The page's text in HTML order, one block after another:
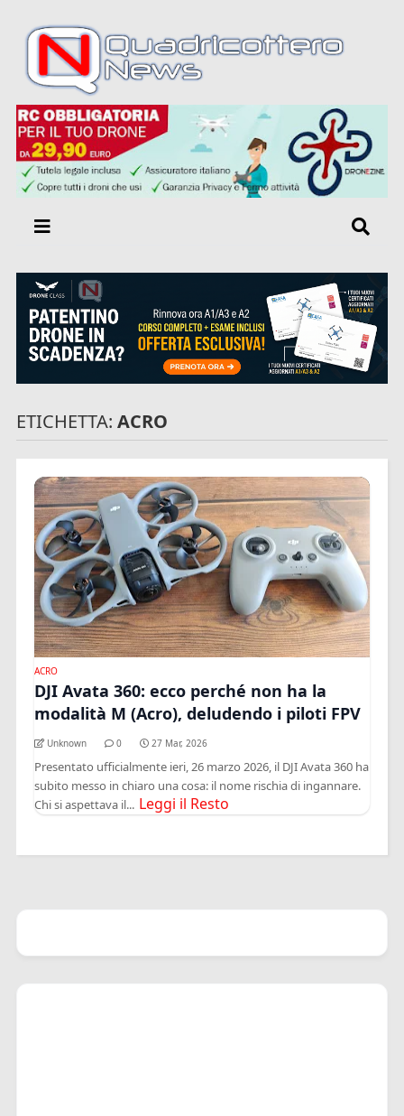
ETICHETTA:ACRO
ACRO
DJI Avata 360: ecco perché non ha la
modalità M (Acro), deludendo i piloti FPV
Unknown 0 27 Mar, 2026
Presentato ufficialmente ieri, 26 marzo 2026, il DJI Avata 360 ha
subito messo in chiaro una cosa: il nome rischia di ingannare.
Chi si aspettava il... Leggi il Resto